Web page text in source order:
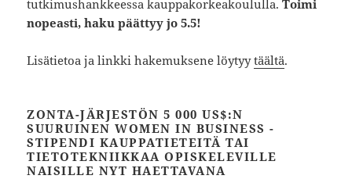
tutkimushankkeessa kauppakorkeakoululla.Toimi
nopeasti, haku päättyy jo 5.5!
Lisätietoa ja linkki hakemuksene löytyytäältä.
ZONTA-JÄRJESTÖN 5 000 US$:N
SUURUINEN WOMEN IN BUSINESS -
STIPENDI KAUPPATIETEITÄ TAI
TIETOTEKNIIKKAA OPISKELEVILLE
NAISILLE NYT HAETTAVANA